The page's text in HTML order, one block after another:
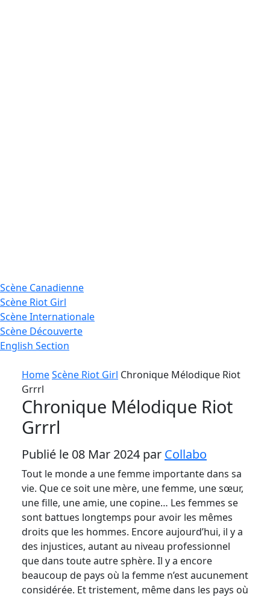
Scène Canadienne
Scène Riot Girl
ScèneInternationale
Scène Découverte
English Section
HomeScène Riot Girl Chronique Mélodique Riot
Grrrl
Chronique Mélodique Riot
Grrrl
Publié le 08 Mar 2024 par Collabo
Tout le monde a une femme importante dans sa
vie. Que ce soit une mère, une femme, une sœur,
une fille, une amie, une copine… Les femmes se
sont battues longtemps pour avoir les mêmes
droits que les hommes. Encore aujourd’hui, il y a
des injustices, autant au niveau professionnel
que dans toute autre sphère. Il y a encore
beaucoup de pays où la femme n’est aucunement
considérée. Et tristement, même dans les pays où